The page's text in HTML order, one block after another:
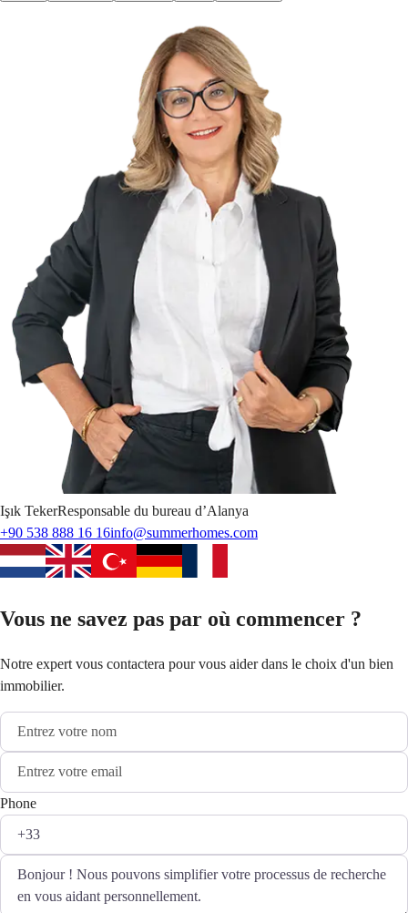
Işık TekerResponsable du bureau d’Alanya
+90 538 888 16 16info@summerhomes.com
Vous ne savez pas par où commencer ?
Notre expert vous contactera pour vous aider dans le choix d'un bien
immobilier.
Phone